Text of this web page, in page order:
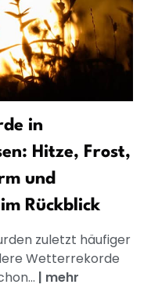
in
Hitze, Frost,
und
Rückblick
zuletzt häufiger
Wetterrekorde
| mehr